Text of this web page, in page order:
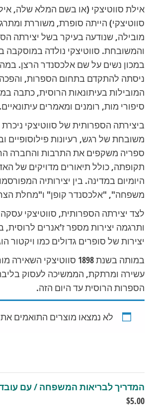
אילת סווטיצקי (או בשם המלא שלה,
סווטיצקי) הייתה סופרת, משוררת
מובילה, שנודעה בעיקר בשל יצירתה
במכון נשים על שם אלכסנדר הרצן.
ניסתה להתקדם בתחום הספרות,
המובילות בעיתונאות הרוסית, כתבה
סיפורי מות, רומנים ומאמרים עיתונאיים.
ביצירתה הספרותית של סווטיצקי
משובחת של רגש, רעיונות פילוסופיים
ספריה משקפים את התרבות והחברה
תקופתה, כולל תיאורים מדויקים של
היומיום במדינה. בין יצירותיה
משפחה", "אלכסנדר קופן" ו"מחלת
לצד יצירתה הספרותית, סווטיצקי
ותרגמה יצירות מספר ז'אנרים לרוסית,
יצירות של סופרים גדולים כמו ויקטור
במותה בשנת 1898 סווטיצקי
עשירה ומרתקת, הממשיכה לעסוק
הספרות הרוסית עד היום הזה.
לא נמצאו מוצרים התואמים
המדריך לבריאות המשפחה / עם
$5.00